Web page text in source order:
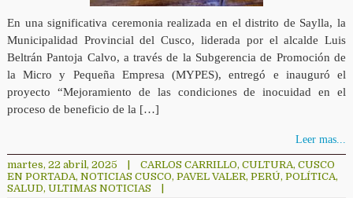
En una significativa ceremonia realizada en el distrito de Saylla, la
Municipalidad Provincial del Cusco, liderada por el alcalde Luis
Beltrán Pantoja Calvo, a través de la Subgerencia de Promoción de
la Micro y Pequeña Empresa (MYPES), entregó e inauguró el
proyecto “Mejoramiento de las condiciones de inocuidad en el
proceso de beneficio de la […]
Leer mas...
martes, 22 abril, 2025 CARLOS CARRILLO, CULTURA, CUSCO
EN PORTADA, NOTICIAS CUSCO, PAVEL VALER, PERÚ, POLÍTICA,
SALUD, ULTIMAS NOTICIAS